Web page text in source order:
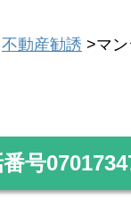
不動産勧誘 >マ
番号